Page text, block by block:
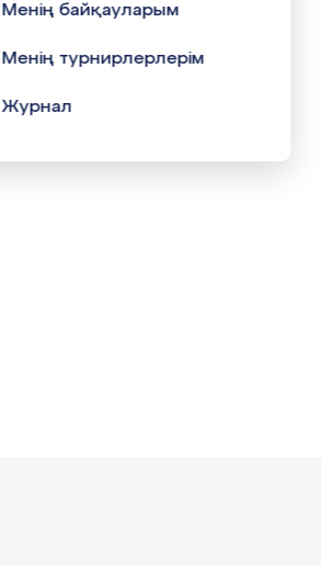
Менің байқауларым
Менің турнирлерлерім
Журнал